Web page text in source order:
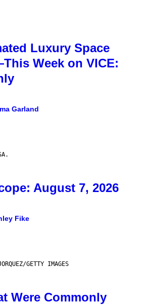
Luxury Space
Week on VICE:
Garland
August 7, 2026
Fike
GETTY IMAGES
Were Commonly